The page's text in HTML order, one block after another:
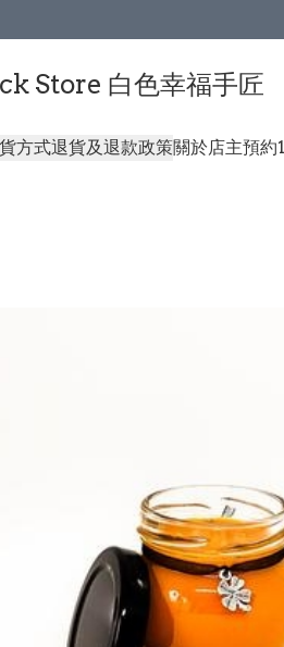
Store 白色幸福手匠
方式退貨及退款政策關於店主預約